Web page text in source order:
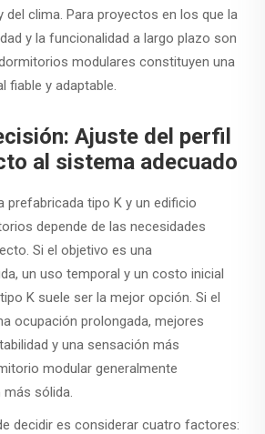
del clima. Para proyectos en los que la
y la funcionalidad a largo plazo son
modulares constituyen una
fiable y adaptable.
Ajuste del perfil
al sistema adecuado
prefabricada tipo K y un edificio
depende de las necesidades
Si el objetivo es una
un uso temporal y un costo inicial
K suele ser la mejor opción. Si el
ocupación prolongada, mejores
y una sensación más
modular generalmente
sólida.
decidir es considerar cuatro factores: